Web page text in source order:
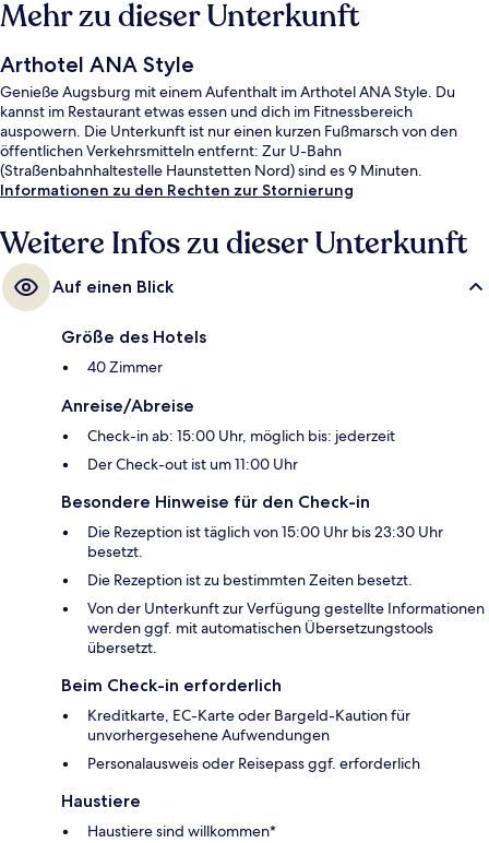
Mehr zu dieser Unterkunft
Arthotel ANA Style
Genieße Augsburg mit einem Aufenthalt im Arthotel ANA Style. Du
kannst im Restaurant etwas essen und dich im Fitnessbereich
auspowern. Die Unterkunft ist nur einen kurzen Fußmarsch von den
öffentlichen Verkehrsmitteln entfernt: Zur U-Bahn
(Straßenbahnhaltestelle Haunstetten Nord) sind es 9 Minuten.
Informationen zu den Rechten zur Stornierung
Weitere Infos zu dieser Unterkunft
Auf einen Blick
Größe des Hotels
40 Zimmer
Anreise/Abreise
Check-in ab: 15:00 Uhr, möglich bis: jederzeit
Der Check-out ist um 11:00 Uhr
Besondere Hinweise für den Check-in
Die Rezeption ist täglich von 15:00 Uhr bis 23:30 Uhr
besetzt.
Die Rezeption ist zu bestimmten Zeiten besetzt.
Von der Unterkunft zur Verfügung gestellte Informationen
werden ggf. mit automatischen Übersetzungstools
übersetzt.
Beim Check-in erforderlich
Kreditkarte, EC-Karte oder Bargeld-Kaution für
unvorhergesehene Aufwendungen
Personalausweis oder Reisepass ggf. erforderlich
Haustiere
Haustiere sind willkommen*